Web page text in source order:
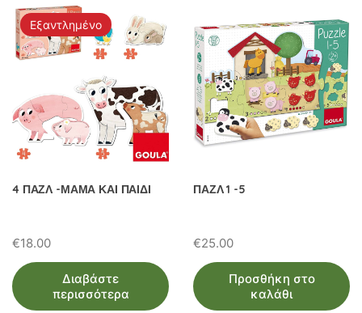
Εξαντλημένο
4 ΠΑΖΛ -ΜΑΜΑ ΚΑΙ ΠΑΙΔΙ
€18.00
Διαβάστε
περισσότερα
ΠΑΖΛ 1 -5
€25.00
Προσθήκη στο
καλάθι